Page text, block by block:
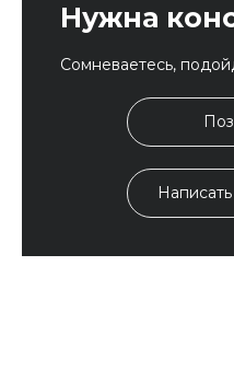
Нужна
Сомневаетесь,